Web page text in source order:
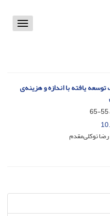
Toggle
یافته با اندازه و هزینه‌ی
55-65
توکلی‌مقدم